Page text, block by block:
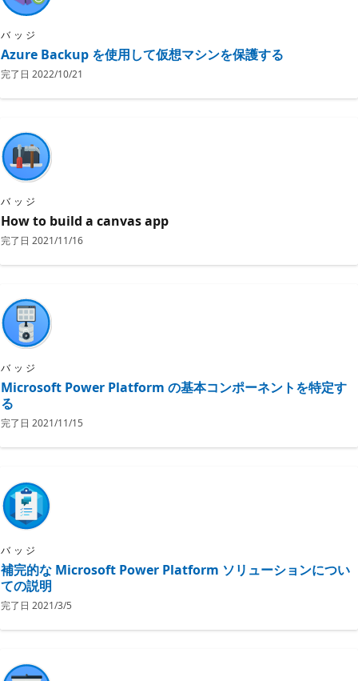
バッジ
Azure Backup を使用して仮想マシンを保護する
完了日 2022/10/21
バッジ
How to build a canvas app
完了日 2021/11/16
バッジ
Microsoft Power Platform の基本コンポーネントを特定す
る
完了日 2021/11/15
バッジ
補完的な Microsoft Power Platform ソリューションについ
ての説明
完了日 2021/3/5